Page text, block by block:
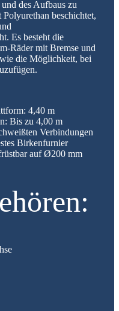
des Aufbaus zu
beschichtet,
Es besteht die
Räder mit Bremse und
die Möglichkeit, bei
4,40 m
Bis zu 4,00 m
Verbindungen
Birkenfurnier
auf Ø200 mm